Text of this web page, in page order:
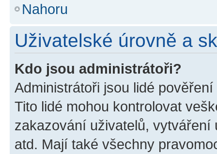
Nahoru
Uživatelské úrovně a
Kdo jsou administrátoři?
Administrátoři jsou lidé
Tito lidé mohou kontrolovat
zakazování uživatelů,
atd. Mají také všechny